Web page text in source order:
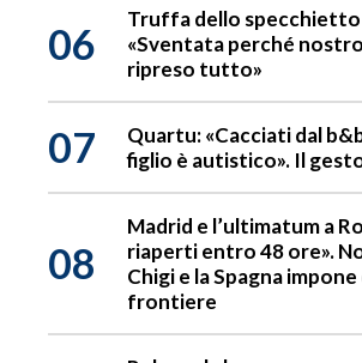
06
Truffa dello specchietto
«Sventata perché
ripreso tutto»
07
Quartu: «Cacciati dal
figlio è autistico». Il
08
Madrid e l’ultimatum a
riaperti entro 48 ore».
Chigi e la Spagna
frontiere